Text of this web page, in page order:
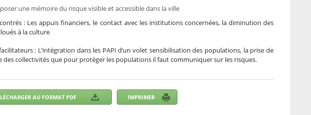
une mémoire du risque visible et accessible dans la ville
: Les appuis financiers, le contact avec les institutions concernées, la diminution des
à la culture
: L’intégration dans les PAPI d’un volet sensibilisation des populations, la prise de
des collectivités que pour protéger les populations il faut communiquer sur les risques.